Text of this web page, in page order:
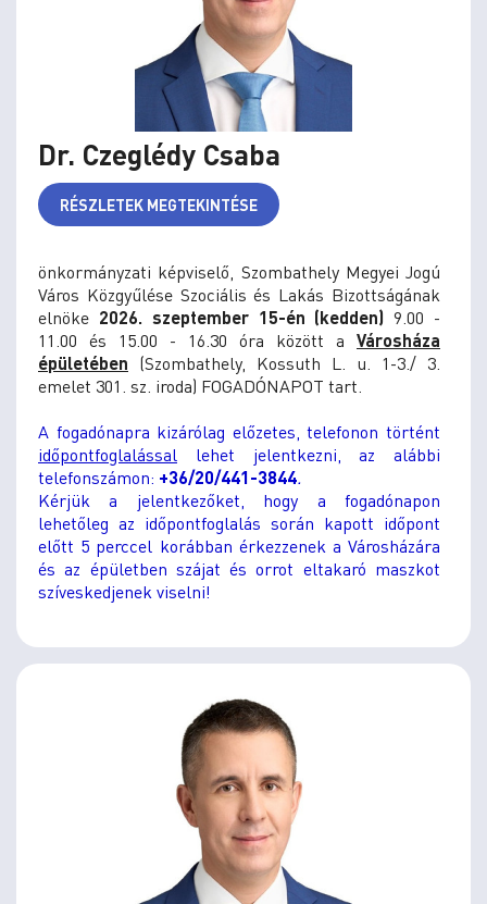
Dr. Czeglédy Csaba
RÉSZLETEK MEGTEKINTÉSE
önkormányzati képviselő, Szombathely Megyei Jogú
Város Közgyűlése Szociális és Lakás Bizottságának
elnöke 2026. szeptember 15-én (kedden)9.00 -
11.00 és 15.00 - 16.30 óra között a Városháza
épületében (Szombathely, Kossuth L. u. 1-3./ 3.
emelet 301. sz. iroda) FOGADÓNAPOT tart.
A fogadónapra kizárólag előzetes, telefonon történt
időpontfoglalással lehet jelentkezni, az alábbi
telefonszámon: +36/20/441-3844.
Kérjük a jelentkezőket, hogy a fogadónapon
lehetőleg az időpontfoglalás során kapott időpont
előtt 5 perccel korábban érkezzenek a Városházára
és az épületben szájat és orrot eltakaró maszkot
szíveskedjenek viselni!